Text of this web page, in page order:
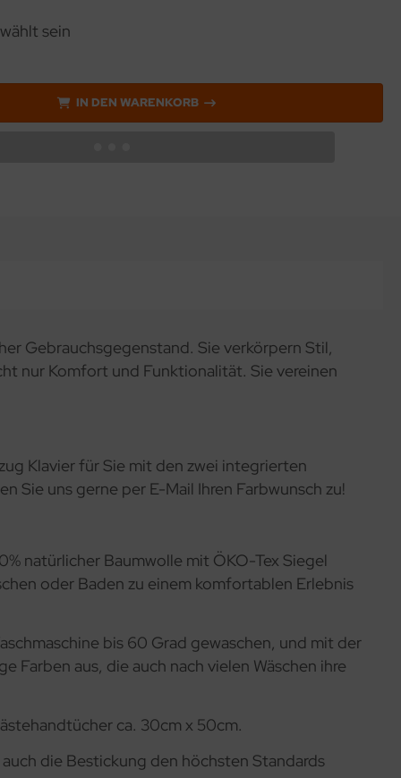
sein
IN DEN WARENKORB
Gebrauchsgegenstand. Sie verkörpern Stil,
nur Komfort und Funktionalität. Sie vereinen
Klavier für Sie mit den zwei integrierten
Sie uns gerne per E-Mail Ihren Farbwunsch zu!
natürlicher Baumwolle mit ÖKO-Tex Siegel
oder Baden zu einem komfortablen Erlebnis
bis 60 Grad gewaschen, und mit der
Farben aus, die auch nach vielen Wäschen ihre
ca. 30cm x 50cm.
die Bestickung den höchsten Standards